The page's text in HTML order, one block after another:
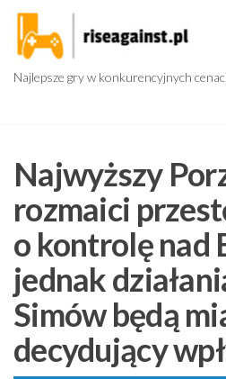
Przejdź
treści
Najlepsze gry w konkurencyjnych
Najwyższy
rozmaici
o kontrolę nad
jednak
Simów będą
decydujący